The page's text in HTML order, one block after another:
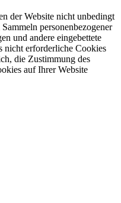
der Website nicht unbedingt
personenbezogener
und andere eingebettete
nicht erforderliche Cookies
die Zustimmung des
auf Ihrer Website